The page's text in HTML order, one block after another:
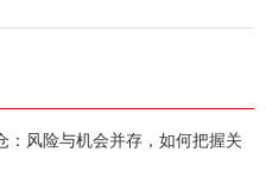
：风险与机会并存，如何把握关